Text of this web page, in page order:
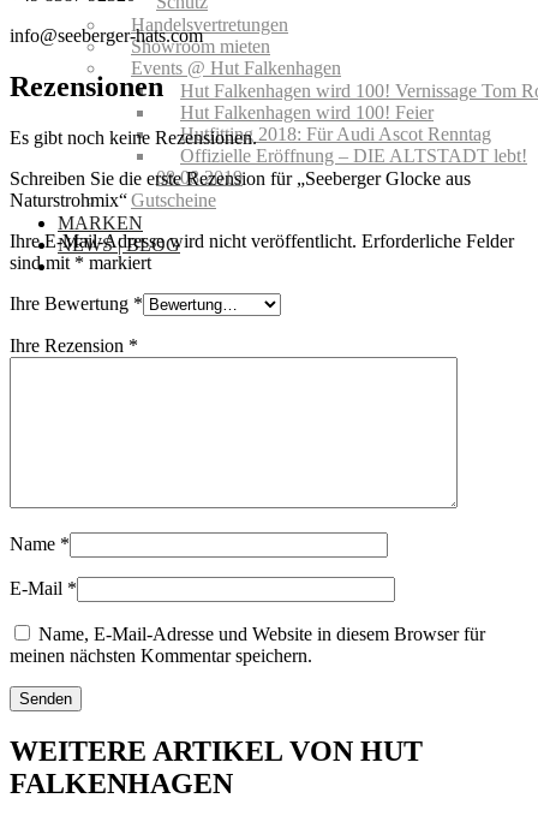
Handelsvertretungen
Showroom mieten
Events @ Hut Falkenhagen
Hut Falkenhagen wird 100! Vernissage Tom
Hut Falkenhagen wird 100! Feier
Hutfitting 2018: Für Audi Ascot Renntag
Offizielle Eröffnung – DIE ALTSTADT lebt!
08.08.2019
Gutscheine
MARKEN
NEWS | BLOG
info@seeberger-hats.com
Rezensionen
Es gibt noch keine Rezensionen.
Schreiben Sie die erste Rezension für „Seeberger Glocke aus
Naturstrohmix“
Ihre E-Mail-Adresse wird nicht veröffentlicht. Erforderliche Felder
sind mit * markiert
Ihre Bewertung *
Ihre Rezension *
Name *
E-Mail *
Name, E-Mail-Adresse und Website in diesem Browser für
meinen nächsten Kommentar speichern.
WEITERE ARTIKEL VON HUT
FALKENHAGEN